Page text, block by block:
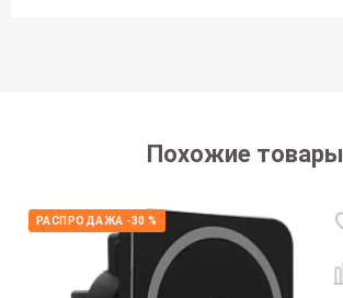
Похожие товары
РАСПРОДАЖА -30 %